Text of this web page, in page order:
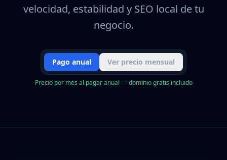
velocidad, estabilidad y SEO local de tu
negocio.
Pago anual Ver precio mensual
Precio por mes al pagar anual — dominio gratis incluido